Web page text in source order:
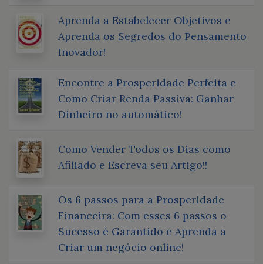
Aprenda a Estabelecer Objetivos e
Aprenda os Segredos do Pensamento
Inovador!
Encontre a Prosperidade Perfeita e
Como Criar Renda Passiva: Ganhar
Dinheiro no automático!
Como Vender Todos os Dias como
Afiliado e Escreva seu Artigo!!
Os 6 passos para a Prosperidade
Financeira: Com esses 6 passos o
Sucesso é Garantido e Aprenda a
Criar um negócio online!